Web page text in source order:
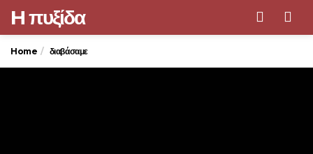
H πυξίδα
Home διαβάσαμε